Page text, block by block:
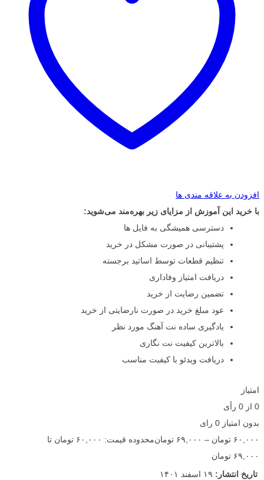
افزودن به علاقه مندی ها
با خرید این آموزش از مزایای زیر بهره‌مند می‌شوید:
دسترسی همیشگی به فایل ها
پشتیبانی در صورت مشکل در خرید
تنظیم قطعات توسط اساتید برجسته
دریافت امتیاز وفاداری
تضمین رضایت از خرید
عود مبلغ خرید در صورت نارضایتی از خرید
یادگیری ساده نت آهنگ مورد نظر
بالاترین کیفیت نت نگاری
دریافت ویدئو با کیفیت مناسب
امتیاز
0 از 0 رأی
بدون امتیاز 0 رای
۶۰,۰۰۰ تومان – ۶۹,۰۰۰ تومان
محدوده قیمت: ۶۰,۰۰۰ تومان تا
۶۹,۰۰۰ تومان
تاریخ انتشار: ۱۹ اسفند ۱۴۰۱